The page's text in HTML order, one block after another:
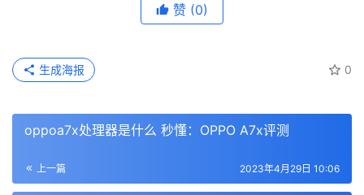
赞 (0)
0
生成海报
oppoa7x处理器是什么 秒懂：OPPO A7x评测
上一篇 2023年4月29日 10:06